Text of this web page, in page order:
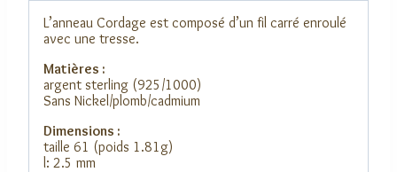
L’anneau Cordage est composé d’un fil carré enroulé
avec une tresse.
Matières :
argent sterling (925/1000)
Sans Nickel/plomb/cadmium
Dimensions :
taille 61 (poids 1.81g)
l: 2.5 mm